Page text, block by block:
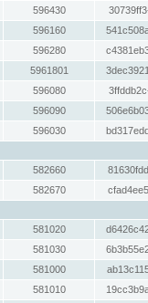
596430
596160
596280
5961801
596080
596090
596030
582660
582670
581020
581030
581000
581010